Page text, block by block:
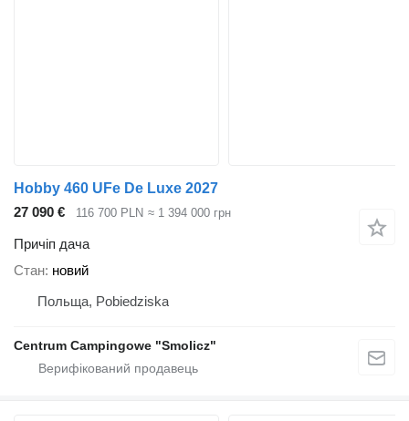
Hobby 460 UFe De Luxe 2027
27 090 €
116 700 PLN ≈ 1 394 000 грн
Причіп дача
Стан новий
Польща, Pobiedziska
Centrum Campingowe "Smolicz"